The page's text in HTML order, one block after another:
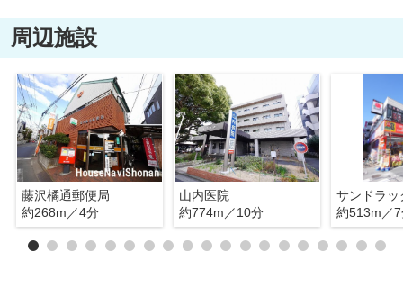
周辺施設
藤沢橘通郵便局
約268m／4分
山内医院
約774m／10分
約513m／